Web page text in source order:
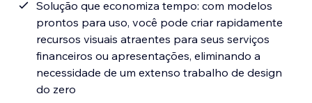
Solução que economiza tempo: com modelos
prontos para uso, você pode criar rapidamente
recursos visuais atraentes para seus serviços
financeiros ou apresentações, eliminando a
necessidade de um extenso trabalho de design
do zero